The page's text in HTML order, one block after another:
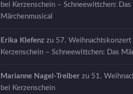
bei Kerzenschein – Schneewittchen: Das
Märchenmusical
Erika Klefenz zu 57. Weihnachtskonzert
Kerzenschein – Schneewittchen: Das
Marianne Nagel-Treiber zu 51.
bei Kerzenschein